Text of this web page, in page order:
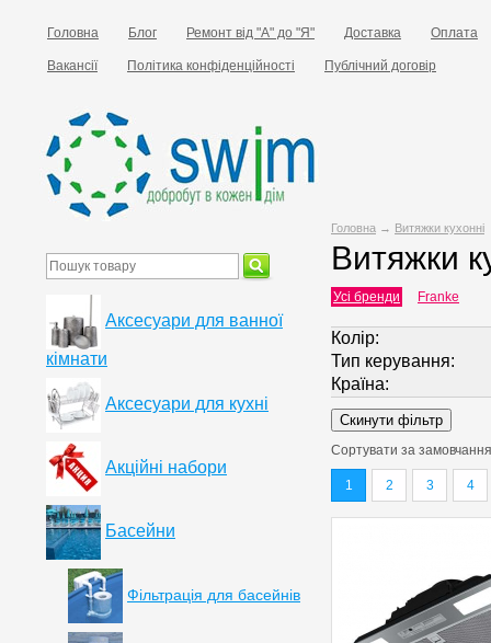
Головна Блог Ремонт від "А" до "Я" Доставка Оплата
Вакансії Політика конфіденційності Публічний договір
Головна → Витяжки кухонні
Витяжки
Усі бренди Franke
Колір:
Тип керування:
Країна:
Сортувати за
1 2 3 4
Аксесуари для ванної
кімнати
Аксесуари для кухні
Акційні набори
Басейни
Фільтрація для басейнів